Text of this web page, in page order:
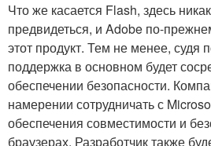
Что же касается Flash, здесь
предвидеться, и Adobe по-
этот продукт. Тем не менее, судя
поддержка в основном будет
обеспечении безопасности.
намерении сотрудничать с
обеспечения совместимости и
браузерах. Разработчик также